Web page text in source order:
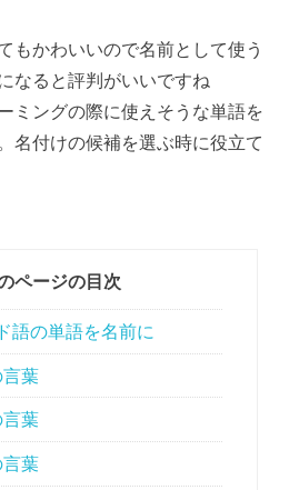
もかわいいので名前として使う
なると評判がいいですね
ミングの際に使えそうな単語を
名付けの候補を選ぶ時に役立て
ページの目次
語の単語を名前に
言葉
言葉
言葉